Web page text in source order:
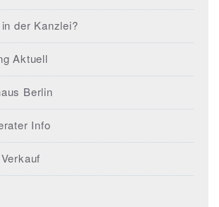
der Kanzlei?
Aktuell
Berlin
Info